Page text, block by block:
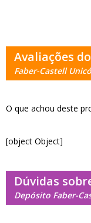
Avaliações
Faber-Castell
O que achou deste
[object Object]
Dúvidas
Depósito Faber-